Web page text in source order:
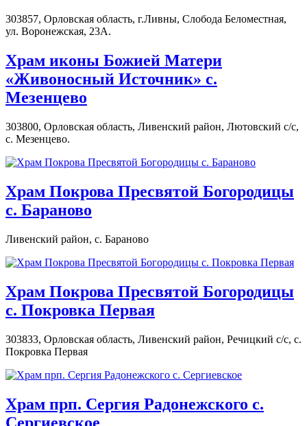
303857, Орловская область, г.Ливны, Слобода Беломестная,
ул. Воронежская, 23А.
Храм иконы Божией Матери
«Живоносный Источник» с.
Мезенцево
303800, Орловская область, Ливенский район, Лютовский с/с,
с. Мезенцево.
Храм Покрова Пресвятой Богородицы
с. Бараново
Ливенский район, с. Бараново
Храм Покрова Пресвятой Богородицы
с. Покровка Первая
303833, Орловская область, Ливенский район, Речицкий с/с, с.
Покровка Первая
Храм прп. Сергия Радонежского с.
Сергиевское